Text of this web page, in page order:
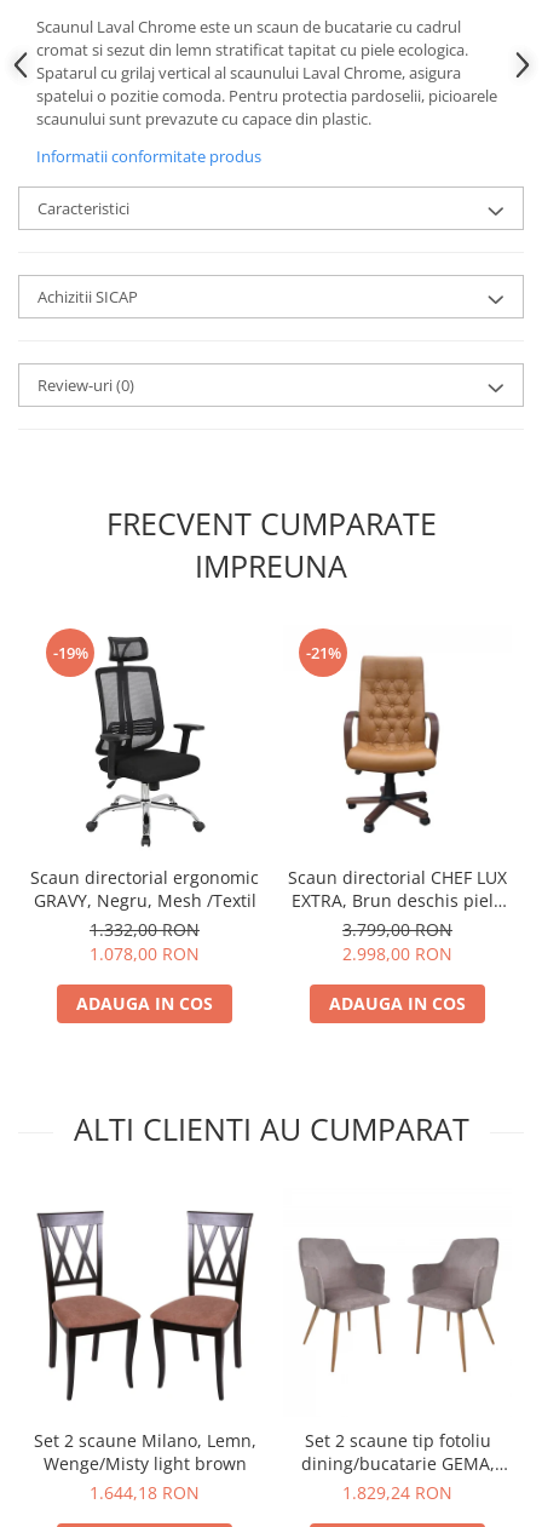
Scaunul Laval Chrome este un scaun de bucatarie cu cadrul
cromat si sezut din lemn stratificat tapitat cu piele ecologica.
Spatarul cu grilaj vertical al scaunului Laval Chrome, asigura
spatelui o pozitie comoda. Pentru protectia pardoselii, picioarele
scaunului sunt prevazute cu capace din plastic.
Informatii conformitate produs
Caracteristici
Achizitii SICAP
Review-uri(0)
FRECVENT CUMPARATE
IMPREUNA
-19%
Scaun directorial ergonomic
GRAVY, Negru, Mesh /Textil
1.332,00 RON
1.078,00 RON
ADAUGA IN COS
-21%
Scaun directorial CHEF LUX
EXTRA, Brun deschis piele
naturala
3.799,00 RON
2.998,00 RON
ADAUGA IN COS
ALTI CLIENTI AU CUMPARAT
Set 2 scaune Milano, Lemn,
Wenge/Misty light brown
1.644,18 RON
Set 2 scaune tip fotoliu
dining/bucatarie GEMA,
Catifea, Gri
1.829,24 RON